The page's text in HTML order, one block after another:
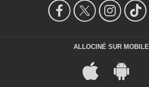
ALLOCINÉ SUR MOBILE